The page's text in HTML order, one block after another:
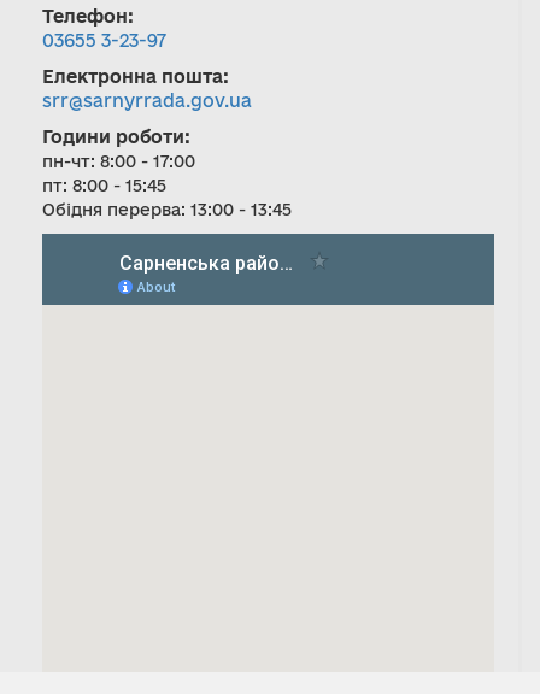
Телефон:
03655 3-23-97
Електронна пошта:
srr@sarnyrrada.gov.ua
Години роботи:
пн-чт: 8:00 - 17:00
пт: 8:00 - 15:45
Обідня перерва: 13:00 - 13:45